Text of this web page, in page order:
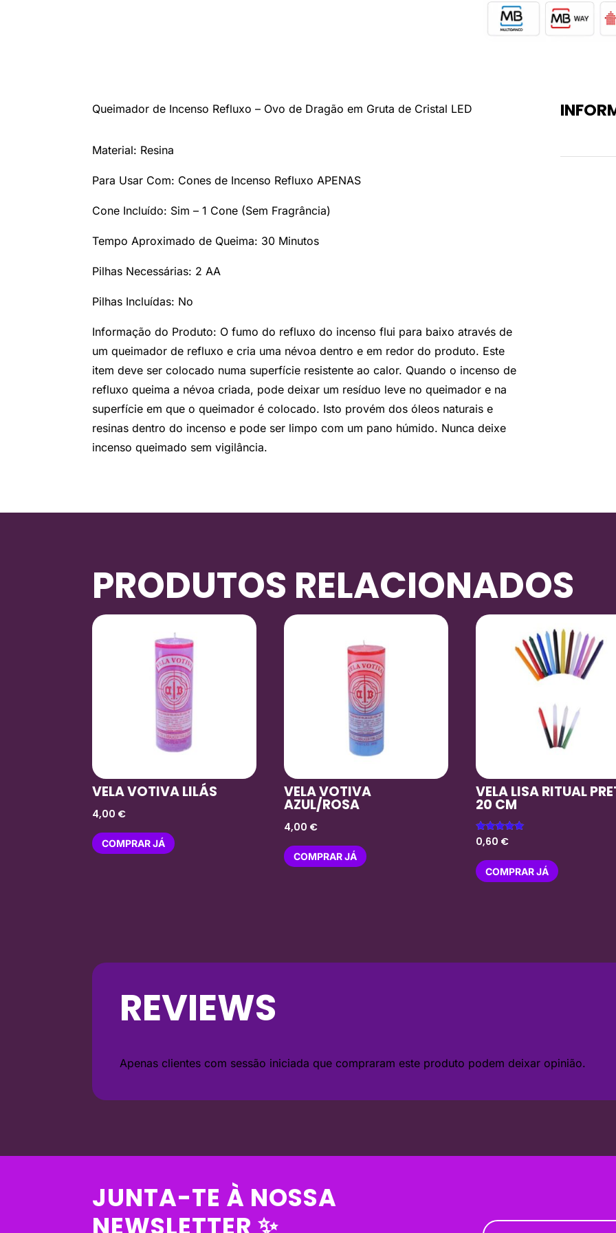
Queimador de Incenso Refluxo – Ovo de Dragão em Gruta de Cristal LED
Material: Resina
Para Usar Com: Cones de Incenso Refluxo APENAS
Cone Incluído: Sim – 1 Cone (Sem Fragrância)
Tempo Aproximado de Queima: 30 Minutos
Pilhas Necessárias: 2 AA
Pilhas Incluídas: No
Informação do Produto: O fumo do refluxo do incenso flui para baixo através de
um queimador de refluxo e cria uma névoa dentro e em redor do produto. Este
item deve ser colocado numa superfície resistente ao calor. Quando o incenso de
refluxo queima a névoa criada, pode deixar um resíduo leve no queimador e na
superfície em que o queimador é colocado. Isto provém dos óleos naturais e
resinas dentro do incenso e pode ser limpo com um pano húmido. Nunca deixe
incenso queimado sem vigilância.
PRODUTOS RELACIONADOS
VELA VOTIVA LILÁS
4,00 €
COMPRAR JÁ
VELA VOTIVA
AZUL/ROSA
4,00 €
COMPRAR JÁ
VELA LISA RITUAL
20 CM
Avaliação
5.00
0,60 €
COMPRAR JÁ
REVIEWS
Apenas clientes com sessão iniciada que compraram este produto podem deixar opinião.
JUNTA-TE À NOSSA